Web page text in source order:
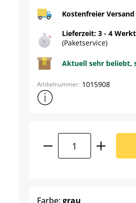
Kostenfreier
Lieferzeit: 3 - 4
(Paketservice)
Aktuell sehr beliebt,
Artikelnummer: 1015908
Weitere
Produkt Anzahl:
Farbe:grau